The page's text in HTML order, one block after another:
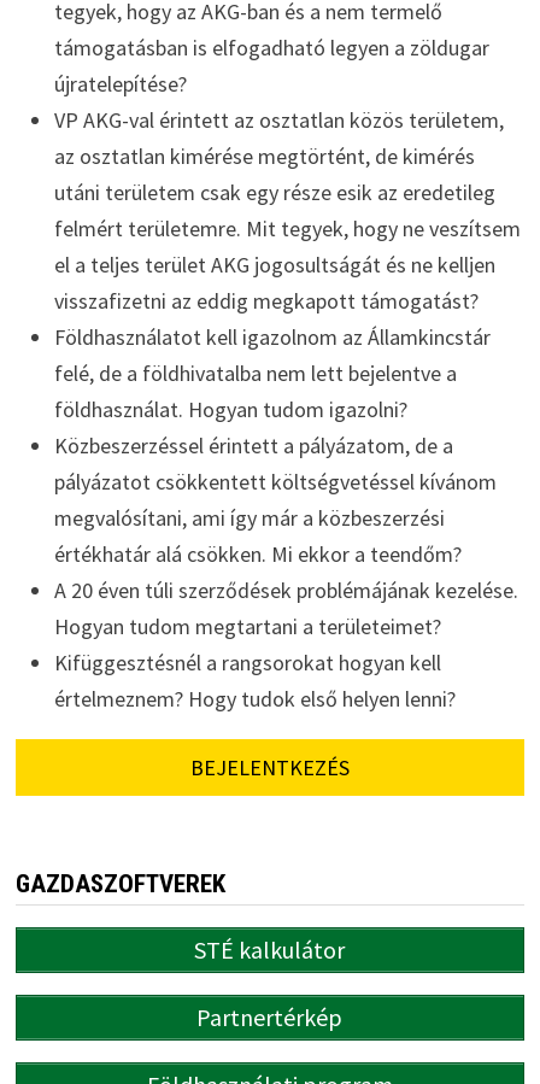
tegyek, hogy az AKG-ban és a nem termelő
támogatásban is elfogadható legyen a zöldugar
újratelepítése?
VP AKG-val érintett az osztatlan közös területem,
az osztatlan kimérése megtörtént, de kimérés
utáni területem csak egy része esik az eredetileg
felmért területemre. Mit tegyek, hogy ne veszítsem
el a teljes terület AKG jogosultságát és ne kelljen
visszafizetni az eddig megkapott támogatást?
Földhasználatot kell igazolnom az Államkincstár
felé, de a földhivatalba nem lett bejelentve a
földhasználat. Hogyan tudom igazolni?
Közbeszerzéssel érintett a pályázatom, de a
pályázatot csökkentett költségvetéssel kívánom
megvalósítani, ami így már a közbeszerzési
értékhatár alá csökken. Mi ekkor a teendőm?
A 20 éven túli szerződések problémájának kezelése.
Hogyan tudom megtartani a területeimet?
Kifüggesztésnél a rangsorokat hogyan kell
értelmeznem? Hogy tudok első helyen lenni?
BEJELENTKEZÉS
GAZDASZOFTVEREK
STÉ kalkulátor
Partnertérkép